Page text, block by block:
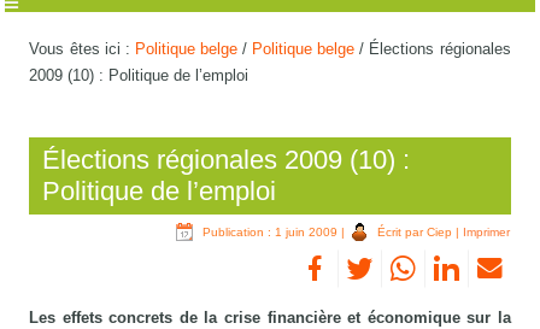
Vous êtes ici : Politique belge/ Politique belge / Élections régionales
2009 (10) : Politique de l’emploi
Élections régionales 2009 (10) :
Politique de l’emploi
Publication : 1 juin 2009 | Écrit par Ciep| Imprimer
Les effets concrets de la crise financière et économique sur la